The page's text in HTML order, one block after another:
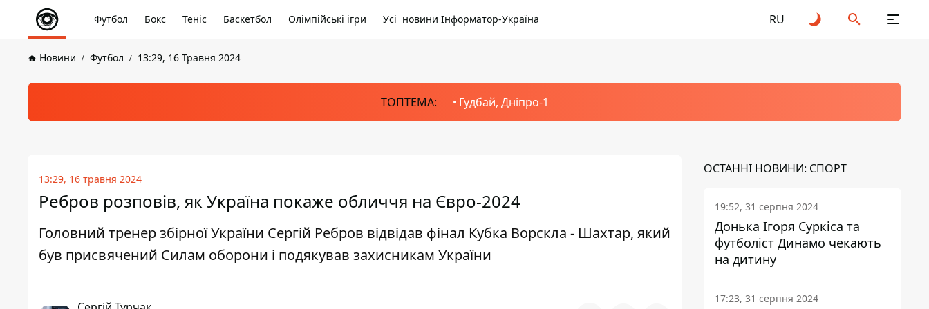
Футбол Бокс Теніс Баскетбол Олімпійські ігри Усі новини Інформатор-Україна RU
Новини Футбол 13:29, 16 Травня 2024
ТОПТЕМА: Гудбай, Дніпро-1
13:29, 16 травня 2024
Ребров розповів, як Україна покаже обличчя на Євро-2024
Головний тренер збірної України Сергій Ребров відвідав фінал Кубка Ворскла - Шахтар, який
був присвячений Силам оборони і подякував захисникам України
ОСТАННІ НОВИНИ: СПОРТ
19:52, 31 серпня 2024
Донька Ігоря Суркіса та
футболіст Динамо чекають
на дитину
17:23, 31 серпня 2024